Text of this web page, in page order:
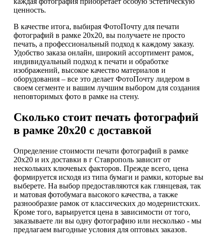
ценность.
В качестве итога, выбирая ФотоПочту для печати
фотографий в рамке 20x20, вы получаете не просто
печать, а профессиональный подход к каждому заказу.
Удобство заказа онлайн, широкий ассортимент рамок,
индивидуальный подход к печати и обработке
изображений, высокое качество материалов и
оборудования – все это делает ФотоПочту лидером в
своем сегменте и вашим лучшим выбором для создания
неповторимых фото в рамке на стену.
Сколько стоит печать фотографий
в рамке 20х20 с доставкой
Определение стоимости печати фотографий в рамке
20х20 и их доставки в г Ставрополь зависит от
нескольких ключевых факторов. Прежде всего, цена
формируется исходя из типа бумаги и рамки, которые вы
выберете. На выбор предоставляются как глянцевая, так
и матовая фотобумага высокого качества, а также
разнообразие рамок от классических до модернистских.
Кроме того, варьируется цена в зависимости от того,
заказываете ли вы одну фотографию или несколько - мы
предлагаем выгодные условия для оптовых заказов.